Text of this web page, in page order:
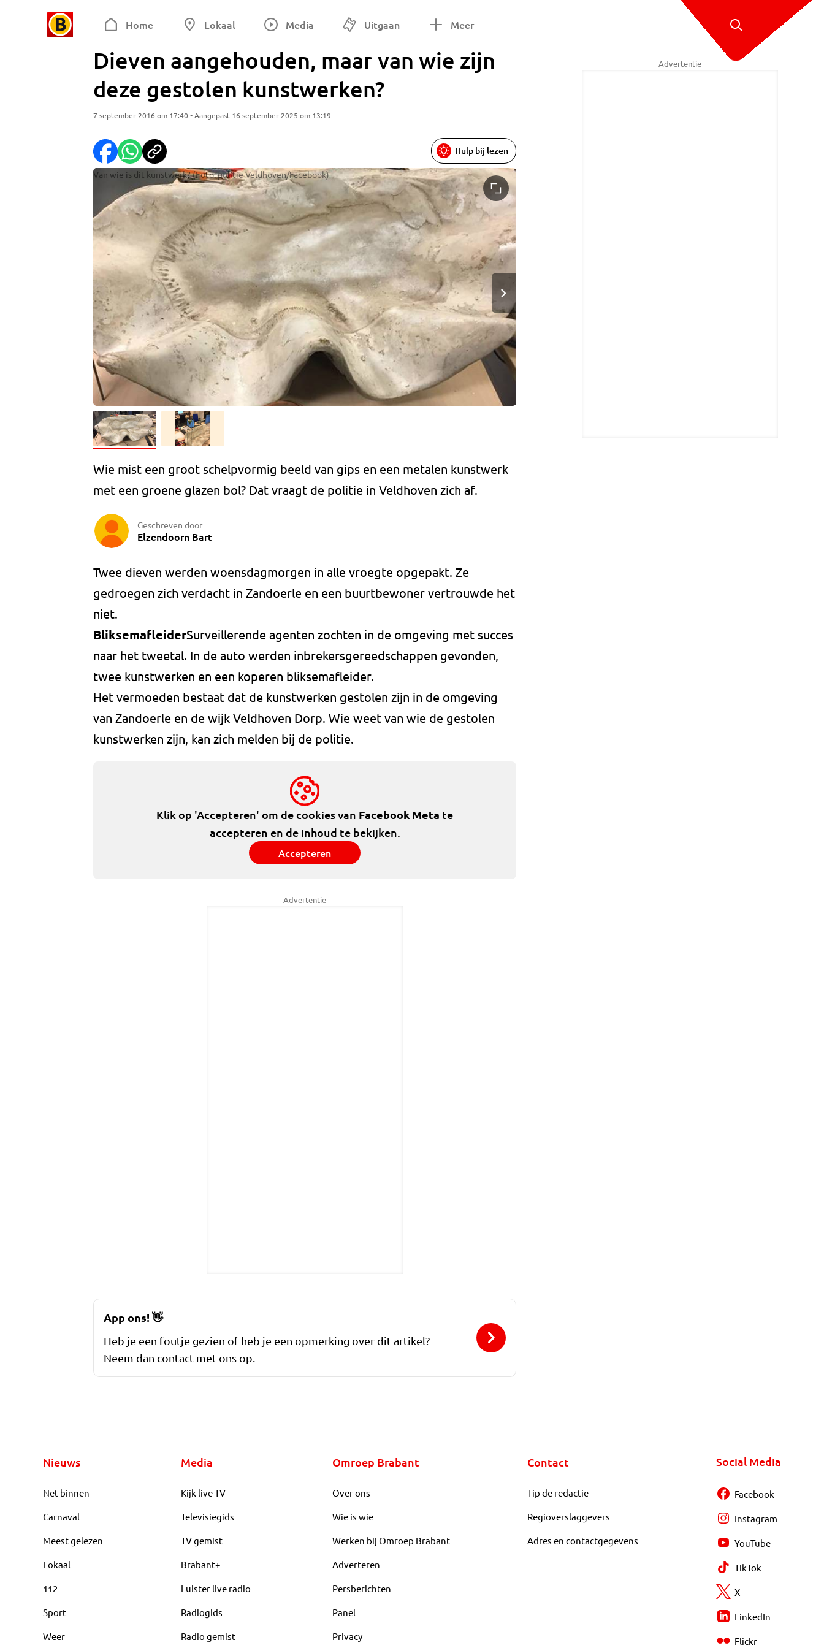
Home Lokaal Media Uitgaan Meer
Dieven aangehouden, maar van wie zijn
deze gestolen kunstwerken?
7 september 2016 om 17:40 • Aangepast 16 september 2025 om 13:19
Van wie is dit kunstwerk? (Foto: politie Veldhoven/Facebook)
Hulp bij lezen
Wie mist een groot schelpvormig beeld van gips en een metalen kunstwerk
met een groene glazen bol? Dat vraagt de politie in Veldhoven zich af.
Geschreven door
Elzendoorn Bart
Twee dieven werden woensdagmorgen in alle vroegte opgepakt. Ze
gedroegen zich verdacht in Zandoerle en een buurtbewoner vertrouwde het
niet.
BliksemafleiderSurveillerende agenten zochten in de omgeving met succes
naar het tweetal. In de auto werden inbrekersgereedschappen gevonden,
twee kunstwerken en een koperen bliksemafleider.
Het vermoeden bestaat dat de kunstwerken gestolen zijn in de omgeving
van Zandoerle en de wijk Veldhoven Dorp. Wie weet van wie de gestolen
kunstwerken zijn, kan zich melden bij de politie.
Klik op 'Accepteren' om de cookies van Facebook Meta te
accepteren en de inhoud te bekijken.
Accepteren
Advertentie
Advertentie
App ons!👋
Heb je een foutje gezien of heb je een opmerking over dit artikel?
Neem dan contact met ons op.
Nieuws
Net binnen
Carnaval
Meest gelezen
Lokaal
112
Sport
Weer
Media
Kijk live TV
Televisiegids
TV gemist
Brabant+
Luister live radio
Radiogids
Radio gemist
Omroep Brabant
Over ons
Wie is wie
Werken bij Omroep Brabant
Adverteren
Persberichten
Panel
Privacy
Contact
Tip de redactie
Regioverslaggevers
Adres en contactgegevens
Social Media
Facebook
Instagram
YouTube
TikTok
X
LinkedIn
Flickr